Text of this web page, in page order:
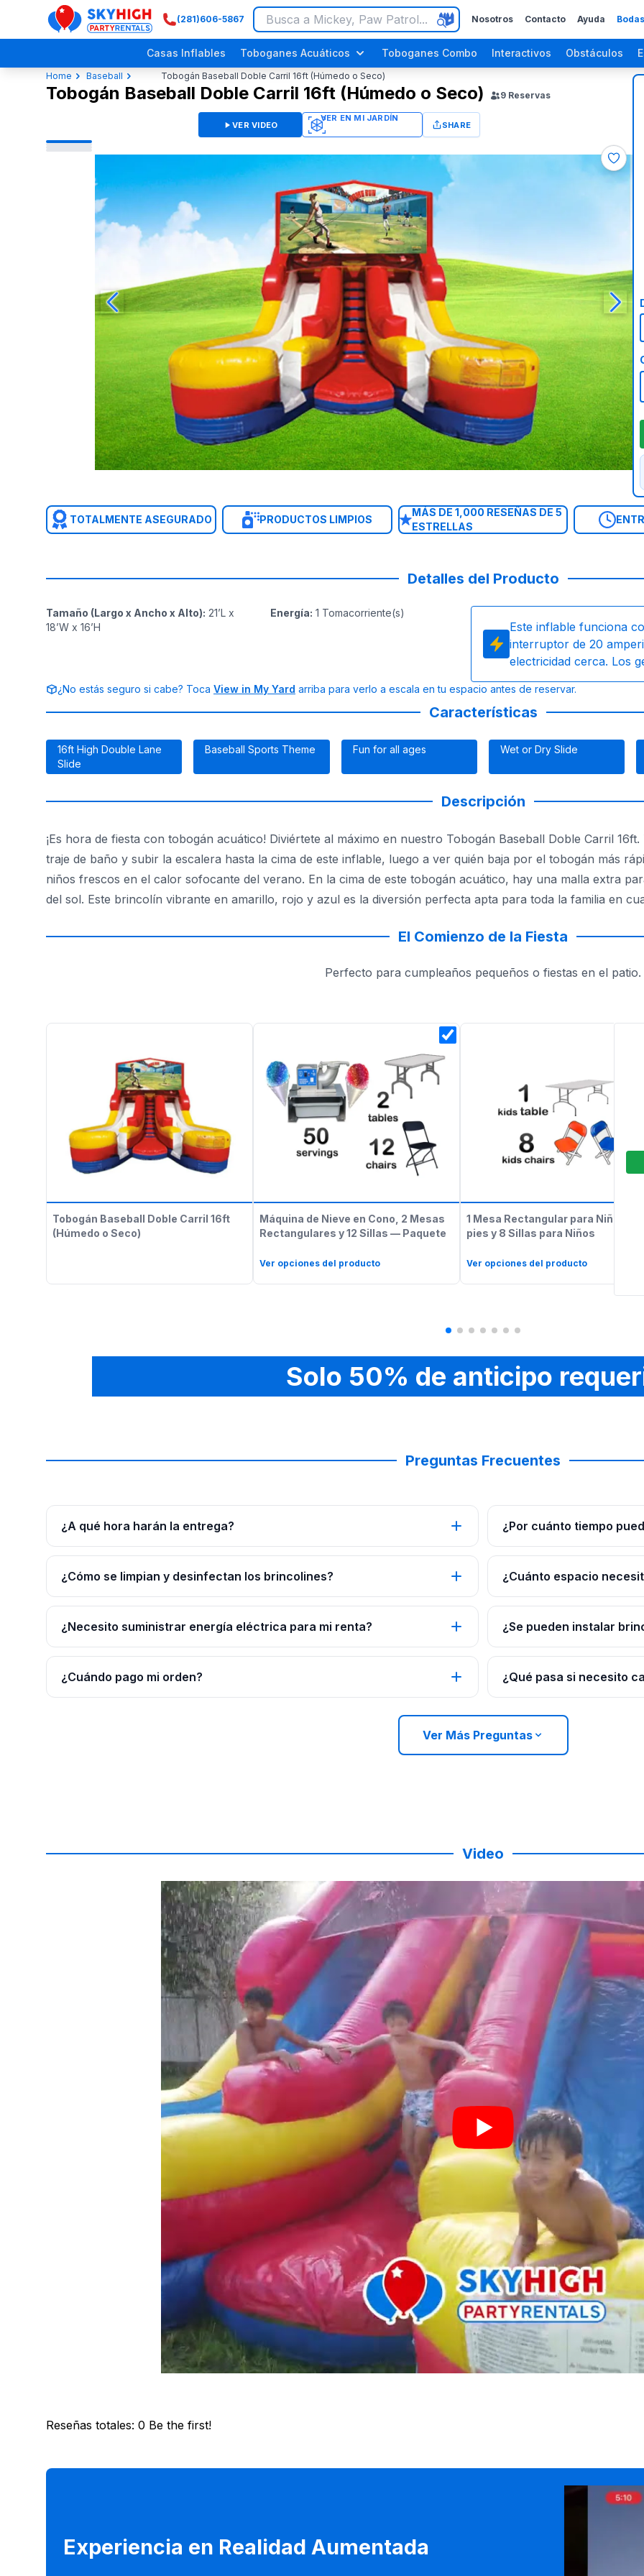
SkyHigh Logo
(281)606-5867 Nosotros Contacto Ayuda
Casas Inflables Toboganes Acuáticos Toboganes Combo Interactivos Obstáculos
Home Baseball Tobogán Baseball Doble Carril 16ft (Húmedo o Seco)
Tobogán Baseball Doble Carril 16ft (Húmedo o Seco) 9 Reservas
360
3D
VER VIDEO SHARE
TOTALMENTE ASEGURADO PRODUCTOS LIMPIOS
MÁS DE 1,000 RESEÑAS DE 5
ESTRELLAS
Detalles del Producto
Tamaño (Largo x Ancho x Alto): 21’L x
18’W x 16’H
Energía: 1 Tomacorriente(s)
Este inflable funciona
interruptor de 20
electricidad cerca. Los
¿No estás seguro si cabe? Toca View in My Yard arriba para verlo a escala en tu espacio antes de reservar.
Características
16ft High Double Lane
Slide
Baseball Sports Theme Fun for all ages Wet or Dry Slide
Descripción
¡Es hora de fiesta con tobogán acuático! Diviértete al máximo en nuestro Tobogán Baseball Doble Carril
traje de baño y subir la escalera hasta la cima de este inflable, luego a ver quién baja por el tobogán más
niños frescos en el calor sofocante del verano. En la cima de este tobogán acuático, hay una malla extra
del sol. Este brincolín vibrante en amarillo, rojo y azul es la diversión perfecta apta para toda la familia en
El Comienzo de la Fiesta
Perfecto para cumpleaños pequeños o fiestas en el patio.
Tobogán Baseball Doble Carril 16ft
(Húmedo o Seco)
Máquina de Nieve en Cono, 2 Mesas
Rectangulares y 12 Sillas — Paquete
Ver opciones del producto
1 Mesa Rectangular para Niños de 4
pies y 8 Sillas para Niños
Ver opciones del producto
Solo 50% de anticipo
Preguntas Frecuentes
¿A qué hora harán la entrega? ¿Por cuánto tiempo
¿Cómo se limpian y desinfectan los brincolines? ¿Cuánto espacio
¿Necesito suministrar energía eléctrica para mi renta? ¿Se pueden instalar
¿Cuándo pago mi orden? ¿Qué pasa si necesito
Ver Más Preguntas
Video
Reseñas totales: 0 Be the first!
Experiencia en Realidad Aumentada